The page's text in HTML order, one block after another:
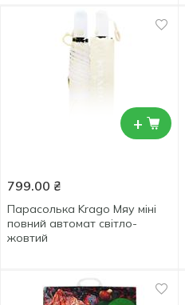
+
799.00 ₴
Парасолька Krago Мяу міні
повний автомат світло-
жовтий